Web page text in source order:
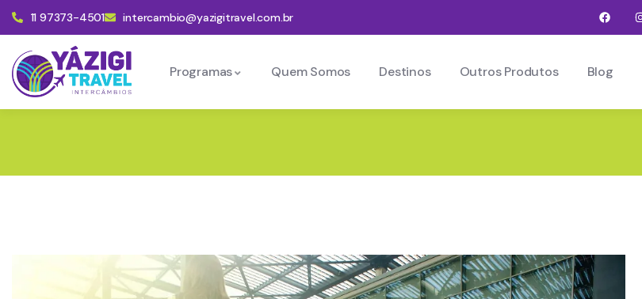
11 97373-4501 intercambio@yazigitravel.com.br
Programas Quem Somos Destinos Outros Produtos Blog